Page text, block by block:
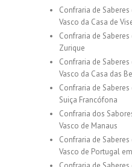
Confraria de
Vasco da Casa de
Confraria de
Zurique
Confraria de
Vasco da Casa das
Confraria de
Suiça Francófona
Confraria dos
Vasco de Manaus
Confraria de
Vasco de Portugal